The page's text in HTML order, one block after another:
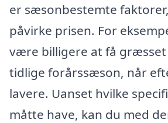
er sæsonbestemte
påvirke prisen. For
være billigere at få græsset
tidlige forårssæson, når
lavere. Uanset hvilke
måtte have, kan du med